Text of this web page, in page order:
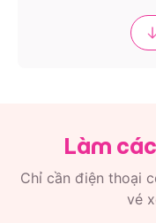
Làm
Chỉ cần điện thoại
vé